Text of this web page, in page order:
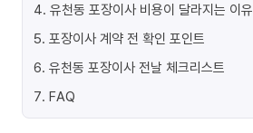
4. 유천동 포장이사 비용이 달라지는 이유
5. 포장이사 계약 전 확인 포인트
6. 유천동 포장이사 전날 체크리스트
7. FAQ